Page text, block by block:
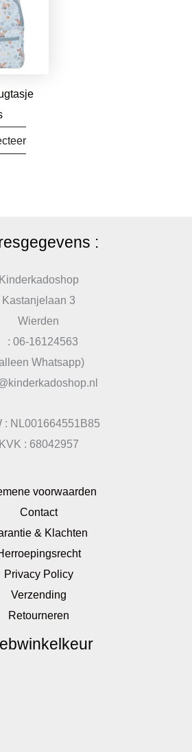
:
Kinderkadoshop
Kastanjelaan 3
Wierden
: 06-16124563
Whatsapp)
: NL001664551B85
KVK : 68042957
voorwaarden
Contact
& Klachten
Privacy Policy
Verzending
Retourneren